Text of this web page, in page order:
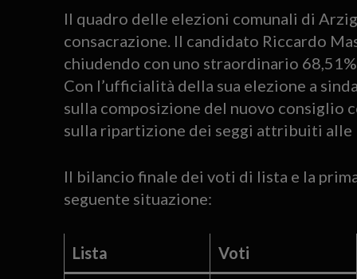
Il quadro delle elezioni comunali di
consacrazione. Il candidato Riccardo
chiudendo con uno straordinario
Con l’ufficialità della sua elezione a
sulla composizione del nuovo consiglio
sulla ripartizione dei seggi attribuiti alle
Il bilancio finale dei voti di lista e la
seguente situazione:
Lista Voti